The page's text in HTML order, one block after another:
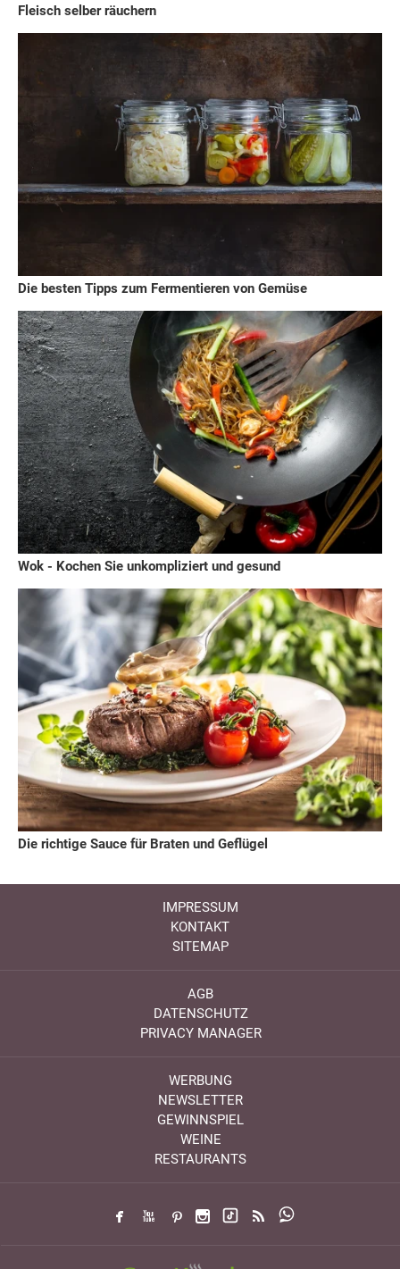
Fleisch selber räuchern
Die besten Tipps zum Fermentieren von Gemüse
Wok - Kochen Sie unkompliziert und gesund
Die richtige Sauce für Braten und Geflügel
IMPRESSUM
KONTAKT
SITEMAP
AGB
DATENSCHUTZ
PRIVACY MANAGER
WERBUNG
NEWSLETTER
GEWINNSPIEL
WEINE
RESTAURANTS